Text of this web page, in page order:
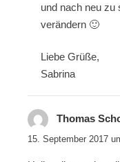
und nach neu zu
verändern 🙂
Liebe Grüße,
Sabrina
Thomas
15. September 2017